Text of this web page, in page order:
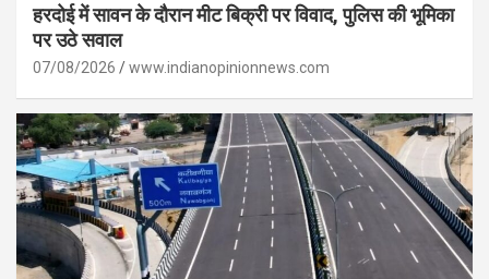
हरदोई में सावन के दौरान मीट बिक्री पर विवाद, पुलिस की भूमिका
पर उठे सवाल
07/08/2026 www.indianopinionnews.com